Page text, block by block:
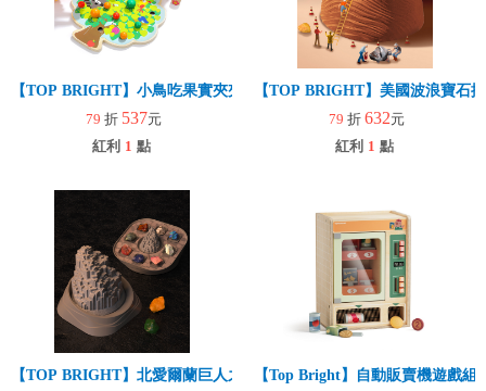
【TOP BRIGHT】小鳥吃果實夾夾樂
79 折 537元
紅利 1 點
【TOP BRIGHT】美國波浪寶石
79 折 632元
紅利 1 點
【TOP BRIGHT】北愛爾蘭巨人之路 寶石挖掘套組(益智玩具/趣味桌
【Top Bright】自動販賣機遊戲